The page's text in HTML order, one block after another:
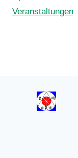
Veranstaltungen